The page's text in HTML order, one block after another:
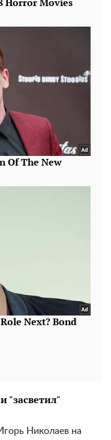
"засветил"
Николаев на